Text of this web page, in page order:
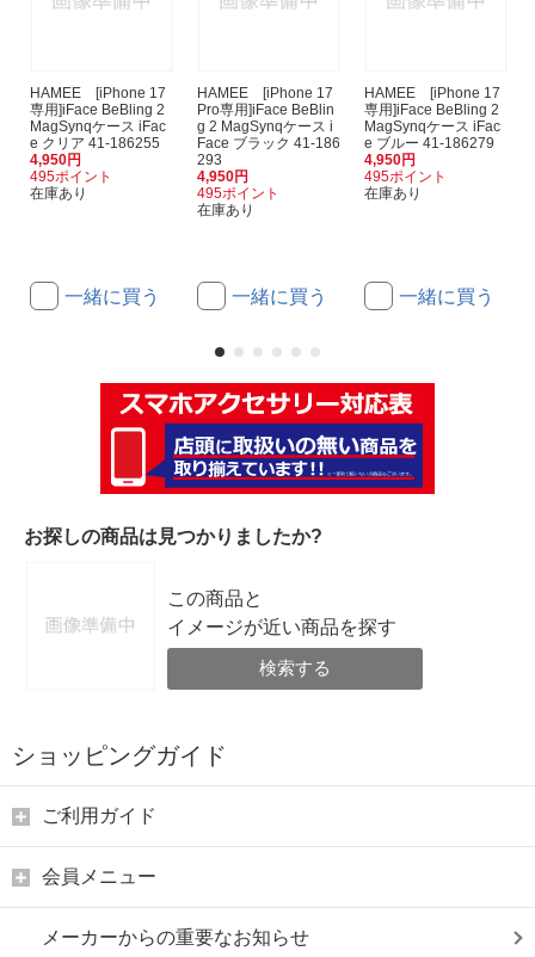
HAMEE [iPhone 17
専用]iFace BeBling 2
MagSynqケース iFac
e クリア 41-186255
4,950円
495ポイント
在庫あり
一緒に買う
HAMEE [iPhone 17
Pro専用]iFace BeBlin
g 2 MagSynqケース i
Face ブラック 41-186
293
4,950円
495ポイント
在庫あり
一緒に買う
HAMEE [iPhone 17
専用]iFace BeBling 2
MagSynqケース iFac
e ブルー 41-186279
4,950円
495ポイント
在庫あり
一緒に買う
お探しの商品は見つかりましたか?
この商品と
イメージが近い商品を探す
検索する
ショッピングガイド
ご利用ガイド
会員メニュー
メーカーからの重要なお知らせ